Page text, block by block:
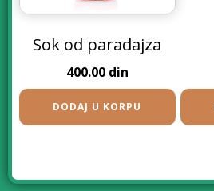
Sok od paradajza
400.00 din
DODAJ U KORPU